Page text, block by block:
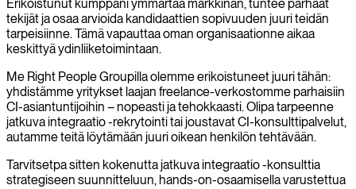
Erikoistunut kumppani ymmärtää markkinan, tuntee parhaat
tekijät ja osaa arvioida kandidaattien sopivuuden juuri teidän
tarpeisiinne. Tämä vapauttaa oman organisaationne aikaa
keskittyä ydinliiketoimintaan.
Me Right People Groupilla olemme erikoistuneet juuri tähän:
yhdistämme yritykset laajan freelance-verkostomme parhaisiin
CI-asiantuntijoihin – nopeasti ja tehokkaasti. Olipa tarpeenne
jatkuva integraatio -rekrytointi tai joustavat CI-konsulttipalvelut,
autamme teitä löytämään juuri oikean henkilön tehtävään.
Tarvitsetpa sitten kokenutta jatkuva integraatio -konsulttia
strategiseen suunnitteluun, hands-on-osaamisella varustettua